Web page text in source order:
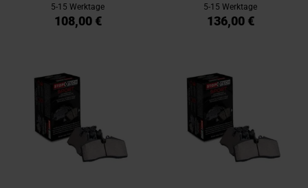
5-15 Werktage
108,00 €
5-15 Werktage
136,00 €